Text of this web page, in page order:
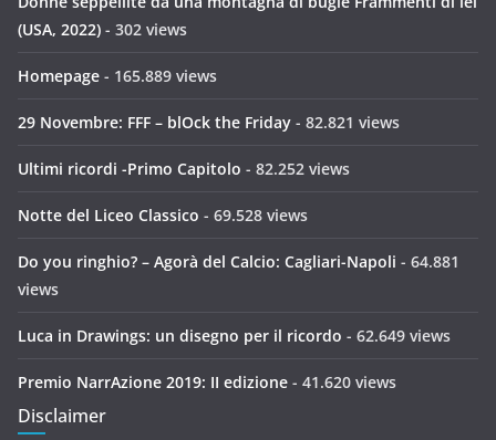
(USA, 2022) - 302 views
Homepage - 165.889 views
29 Novembre: FFF – blOck the Friday - 82.821 views
Ultimi ricordi -Primo Capitolo - 82.252 views
Notte del Liceo Classico - 69.528 views
Do you ringhio? – Agorà del Calcio: Cagliari-Napoli - 64.881
views
Luca in Drawings: un disegno per il ricordo - 62.649 views
Premio NarrAzione 2019: II edizione - 41.620 views
Disclaimer